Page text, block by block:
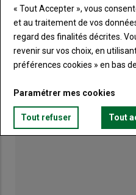
Canicule :
Des tours de
« Tout Accepter », vous
et au traitement de vos
regard des finalités décrites.
revenir sur vos choix, en
préférences cookies » en bas
Paramétrer mes cookies
Tout refuser Tout